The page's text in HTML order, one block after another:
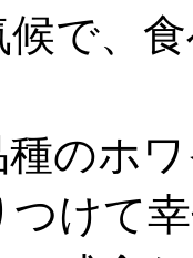
で、
のホ
つけて